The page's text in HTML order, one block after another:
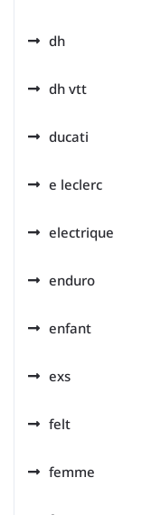
dh
dh vtt
ducati
e leclerc
electrique
enduro
enfant
exs
felt
femme